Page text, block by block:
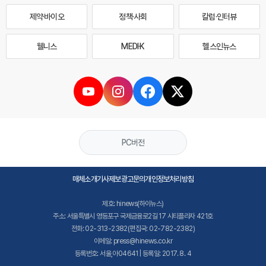
제약·바이오 정책·사회 칼럼·인터뷰
웰니스 MEDI·K 헬스인뉴스
PC버전
매체소개기사제보광고문의개인정보처리방침
제호: hinews(하이뉴스)
주소: 서울특별시 영등포구 국제금융로2길 17 시티플라자 421호
전화: 02-313-2382(편집국: 02-782-2382)
이메일: press@hinews.co.kr
등록번호: 서울,아04641 | 등록일: 2017. 8. 4